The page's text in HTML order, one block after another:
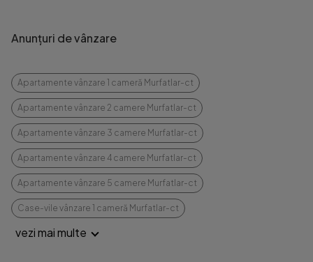
Anunțuri de vânzare
Apartamente vânzare 1 cameră Murfatlar-ct
Apartamente vânzare 2 camere Murfatlar-ct
Apartamente vânzare 3 camere Murfatlar-ct
Apartamente vânzare 4 camere Murfatlar-ct
Apartamente vânzare 5 camere Murfatlar-ct
Case-vile vânzare 1 cameră Murfatlar-ct
vezi mai multe